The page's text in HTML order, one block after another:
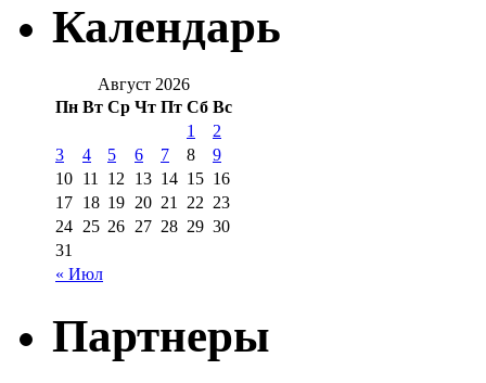
Календарь
Август 2026
Пн Вт Ср Чт Пт Сб Вс
« Июл
1
2
3
4 5 6 7 8
9
10 11 12 13 14 15 16
17 18 19 20 21 22 23
24 25 26 27 28 29 30
31
Партнеры